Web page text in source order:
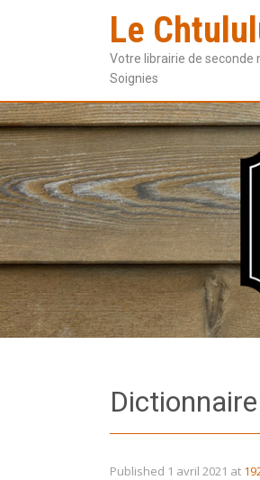
Le
Votre librairie de seconde
Soignies
Published 1 avril 2021 at